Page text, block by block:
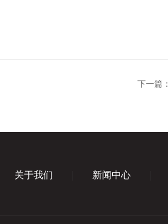
下一篇：
关于我们 新闻中心